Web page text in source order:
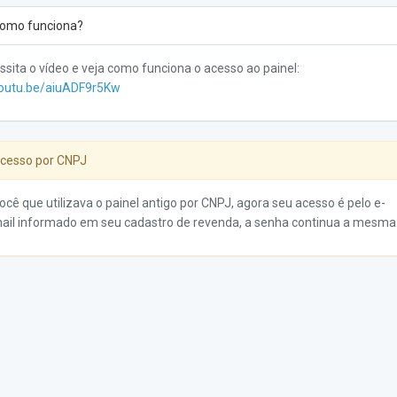
funciona?
o vídeo e veja como funciona o acesso ao painel:
aiuADF9r5Kw
por CNPJ
que utilizava o painel antigo por CNPJ, agora seu acesso é pelo e-
informado em seu cadastro de revenda, a senha continua a